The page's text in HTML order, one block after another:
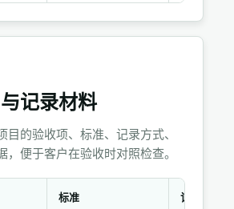
记录材料
目的验收项、标准、记录方式、
，便于客户在验收时对照检查。
标准 记录方式